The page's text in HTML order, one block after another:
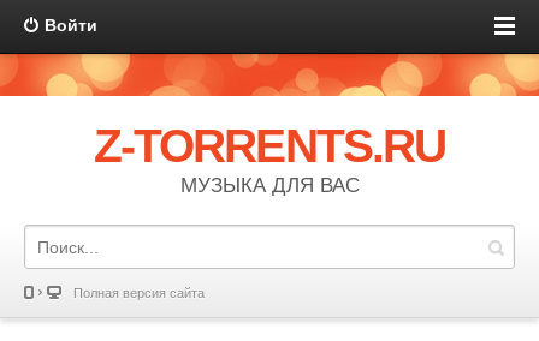
Войти
Z-TORRENTS.RU
МУЗЫКА ДЛЯ ВАС
Полная версия сайта